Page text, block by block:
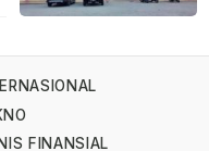
FINANSIAL